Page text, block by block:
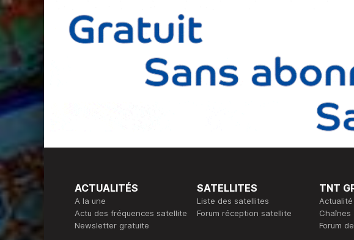
ACTUALITÉS
A la une
Actu des fréquences satellite
Newsletter gratuite
SATELLITES
Liste des satellites
Forum réception satellite
TNT
Chaînes
Forum